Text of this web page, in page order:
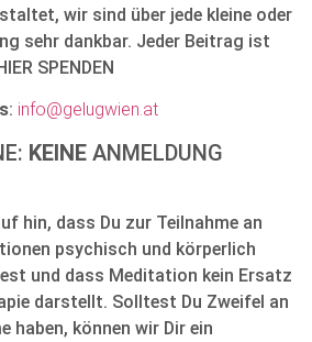
wir sind über jede kleine oder
sehr dankbar. Jeder Beitrag ist
SPENDEN
: info@gelugwien.at
KEINE ANMELDUNG
hin, dass Du zur Teilnahme an
psychisch und körperlich
und dass Meditation kein Ersatz
darstellt. Solltest Du Zweifel an
haben, können wir Dir ein